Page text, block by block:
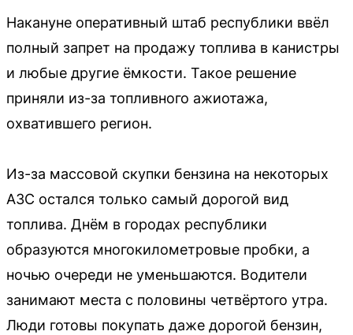
Накануне оперативный штаб республики ввёл
полный запрет на продажу топлива в канистры
и любые другие ёмкости. Такое решение
приняли из-за топливного ажиотажа,
охватившего регион.
Из-за массовой скупки бензина на некоторых
АЗС остался только самый дорогой вид
топлива. Днём в городах республики
образуются многокилометровые пробки, а
ночью очереди не уменьшаются. Водители
занимают места с половины четвёртого утра.
Люди готовы покупать даже дорогой бензин,